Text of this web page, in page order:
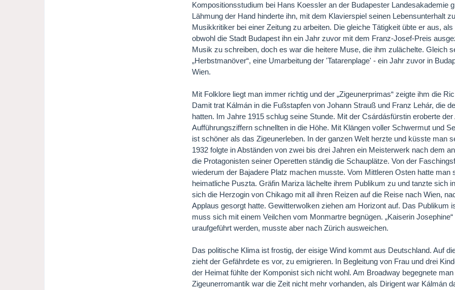
Kompositionsstudium bei Hans Koessler an der Budapester Landesakademie
Lähmung der Hand hinderte ihn, mit dem Klavierspiel seinen Lebensunterhalt
Musikkritiker bei einer Zeitung zu arbeiten. Die gleiche Tätigkeit übte er aus,
obwohl die Stadt Budapest ihn ein Jahr zuvor mit dem Franz-Josef-Preis
Musik zu schreiben, doch es war die heitere Muse, die ihm zulächelte. Gleich
„Herbstmanöver“, eine Umarbeitung der 'Tatarenplage' - ein Jahr zuvor in
Wien.
Mit Folklore liegt man immer richtig und der „Zigeunerprimas“ zeigte ihm die
Damit trat Kálmán in die Fußstapfen von Johann Strauß und Franz Lehár, die
hatten. Im Jahre 1915 schlug seine Stunde. Mit der Csárdásfürstin eroberte
Aufführungsziffern schnellten in die Höhe. Mit Klängen voller Schwermut und
ist schöner als das Zigeunerleben. In der ganzen Welt herzte und küsste man
1932 folgte in Abständen von zwei bis drei Jahren ein Meisterwerk nach dem
die Protagonisten seiner Operetten ständig die Schauplätze. Von der
wiederum der Bajadere Platz machen musste. Vom Mittleren Osten hatte man
heimatliche Puszta. Gräfin Mariza lächelte ihrem Publikum zu und tanzte sich
sich die Herzogin von Chikago mit all ihren Reizen auf die Reise nach Wien,
Applaus gesorgt hatte. Gewitterwolken ziehen am Horizont auf. Das Publikum
muss sich mit einem Veilchen vom Monmartre begnügen. „Kaiserin
uraufgeführt werden, musste aber nach Zürich ausweichen.
Das politische Klima ist frostig, der eisige Wind kommt aus Deutschland. Auf
zieht der Gefährdete es vor, zu emigrieren. In Begleitung von Frau und drei
der Heimat fühlte der Komponist sich nicht wohl. Am Broadway begegnete
Zigeunerromantik war die Zeit nicht mehr vorhanden, als Dirigent war Kálmán